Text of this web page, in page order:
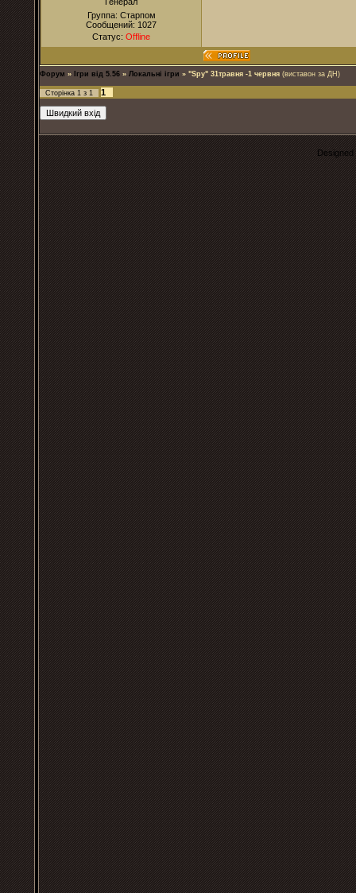
Группа: Старпом
Сообщений: 1027
Статус: Offline
Форум » Ігри від 5.56 » Локальні ігри » "Spy" 31травня -1 червня (виставон за ДН)
Сторінка 1 з 1 1